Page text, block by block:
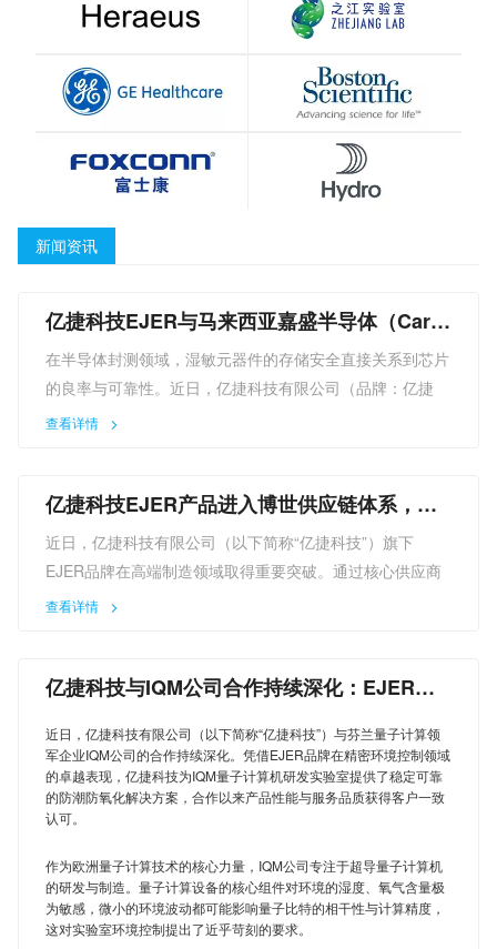
新闻资讯
亿捷科技EJER与马来西亚嘉盛半导体（Cars
em）达成采购合作，硬核技术赋能全球半导
体供应链
在半导体封测领域，湿敏元器件的存储安全直接关系到芯片
的良率与可靠性。近日，亿捷科技有限公司（品牌：亿捷
EJER）正式宣布与马来西亚知名半导体封测企业嘉盛半导
更彰显了其自研技术在全球市场中的竞争力与认可度。
嘉盛半导体（Carsem）作为全球领先的半导体封测服务
商，长期服务于汽车电子、工业控制、通信等高端市场，对
在前期技术评估中，亿捷EJER凭借多项核心优势脱颖而
将湿度从饱和状态降至5% RH以下，大幅缩短湿敏器件的等
待恢复时间；无耗材设计彻底解决了传统分子筛方案的高昂
运营成本与停机风险；而搭载的亿捷云物联网平台，可实时
采集温湿度数据并生成电子报表，完美适配IATF 16949等
国际质量体系对数据追溯的要求。
“我们选择亿捷EJER，不仅是看中其产品的技术性能，更看
购负责人表示，“亿捷EJER拥有德国、英国等多国专利授
权，品牌完成全球30多个国家注册，这让我们在与国际客户
对接时，完全无需担心技术合规性问题。”
查看详情
亿捷科技EJER产品进入博世供应链体系，以
精密环境控制技术赋能高端制造
近日，亿捷科技有限公司（以下简称“亿捷科技”）旗下
EJER品牌在高端制造领域取得重要突破。通过核心供应商
渠道，亿捷科技的精密防潮防氧化环境控制设备已成功应用
得全球顶级工业企业的认可。
控制有着极为严苛的标准。其高端制造流程中涉及的精密组
件对环境的湿度、氧气含量极为敏感，微小的环境波动都可
能影响产品性能与可靠性，这对环境控制设备的技术精度与
稳定性提出了极高要求。
此次进入博世供应链体系的EJER环境控制设备，是亿捷科
技针对高端制造场景定制开发的精密防潮防氧化解决方案。
该方案采用EJER自主研发的智能湿度控制算法与高效氮气
查看详情
亿捷科技与IQM公司合作持续深化：EJER技
近日，亿捷科技有限公司（以下简称“亿捷科技”）与芬兰量子计算领
军企业IQM公司的合作持续深化。凭借EJER品牌在精密环境控制领域
的卓越表现，亿捷科技为IQM量子计算机研发实验室提供了稳定可靠
的防潮防氧化解决方案，合作以来产品性能与服务品质获得客户一致
认可。
作为欧洲量子计算技术的核心力量，IQM公司专注于超导量子计算机
的研发与制造。量子计算设备的核心组件对环境的湿度、氧气含量极
为敏感，微小的环境波动都可能影响量子比特的相干性与计算精度，
这对实验室环境控制提出了近乎苛刻的要求。